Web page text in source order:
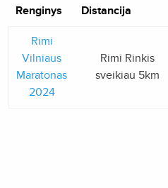
Renginys Distancija
Rimi
Vilniaus
Maratonas
2024
Rimi Rinkis
sveikiau 5km